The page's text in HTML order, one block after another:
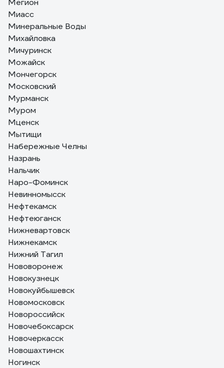
Мегион
Миасс
Минеральные Воды
Михайловка
Мичуринск
Можайск
Мончегорск
Московский
Мурманск
Муром
Мценск
Мытищи
Набережные Челны
Назрань
Нальчик
Наро-Фоминск
Невинномысск
Нефтекамск
Нефтеюганск
Нижневартовск
Нижнекамск
Нижний Тагил
Нововоронеж
Новокузнецк
Новокуйбышевск
Новомосковск
Новороссийск
Новочебоксарск
Новочеркасск
Новошахтинск
Ногинск